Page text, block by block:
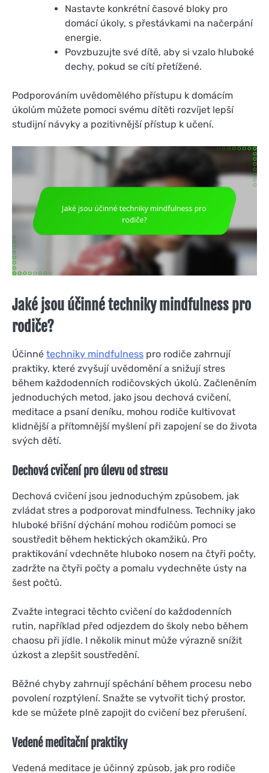
Nastavte konkrétní časové bloky pro
domácí úkoly, s přestávkami na načerpání
energie.
Povzbuzujte své dítě, aby si vzalo hluboké
dechy, pokud se cítí přetížené.
Podporováním uvědomělého přístupu k domácím
úkolům můžete pomoci svému dítěti rozvíjet lepší
studijní návyky a pozitivnější přístup k učení.
Jaké jsou účinné techniky mindfulness pro
rodiče?
Účinné techniky mindfulness pro rodiče zahrnují
praktiky, které zvyšují uvědomění a snižují stres
během každodenních rodičovských úkolů. Začleněním
jednoduchých metod, jako jsou dechová cvičení,
meditace a psaní deníku, mohou rodiče kultivovat
klidnější a přítomnější myšlení při zapojení se do života
svých dětí.
Dechová cvičení pro úlevu od stresu
Dechová cvičení jsou jednoduchým způsobem, jak
zvládat stres a podporovat mindfulness. Techniky jako
hluboké břišní dýchání mohou rodičům pomoci se
soustředit během hektických okamžiků. Pro
praktikování vdechněte hluboko nosem na čtyři počty,
zadržte na čtyři počty a pomalu vydechněte ústy na
šest počtů.
Zvažte integraci těchto cvičení do každodenních
rutin, například před odjezdem do školy nebo během
chaosu při jídle. I několik minut může výrazně snížit
úzkost a zlepšit soustředění.
Běžné chyby zahrnují spěchání během procesu nebo
povolení rozptýlení. Snažte se vytvořit tichý prostor,
kde se můžete plně zapojit do cvičení bez přerušení.
Vedené meditační praktiky
Vedená meditace je účinný způsob, jak pro rodiče